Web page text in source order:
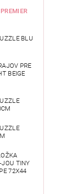
BLU
PRE
BEIGE
JOU TINY
72X44